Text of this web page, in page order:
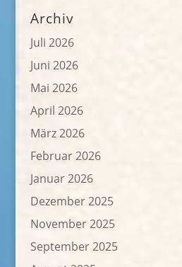
Archiv
Juli 2026
Juni 2026
Mai 2026
April 2026
März 2026
Februar 2026
Januar 2026
Dezember 2025
November 2025
September 2025